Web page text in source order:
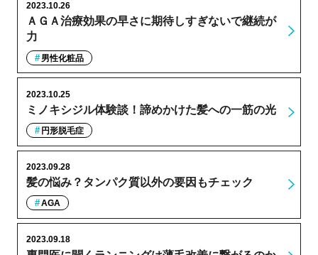
ＡＧＡ治療効果の早さに期待しすぎないで継続が
力
2023.10.26
男性化粧品
ミノキシジル体験談！諦めかけた髪への一筋の光
2023.10.25
円形脱毛症
髪の悩み？タンパク質以外の要因もチェック
2023.09.28
AGA
2023.09.18